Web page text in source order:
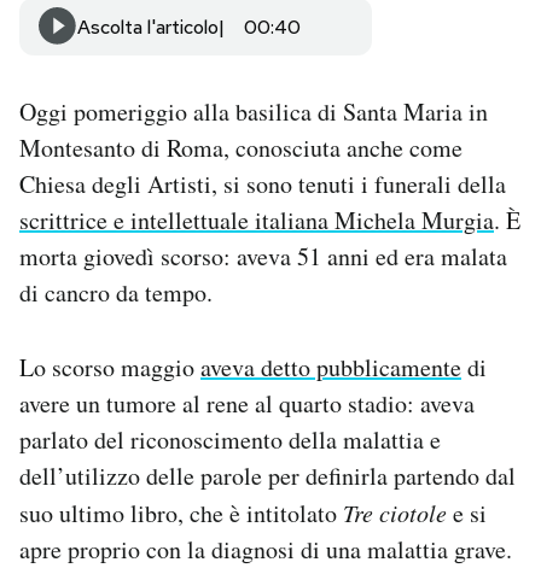
SHOP
Area Personale
Newsletter
Notifiche mobile
Esci
Ascolta l'articolo 00:40
Oggi pomeriggio alla basilica di Santa Maria in
Montesanto di Roma, conosciuta anche come
Chiesa degli Artisti, si sono tenuti i funerali della
scrittrice e intellettuale italiana Michela Murgia. È
morta giovedì scorso: aveva 51 anni ed era malata
di cancro da tempo.
Lo scorso maggioaveva detto pubblicamentedi
avere un tumore al rene al quarto stadio: aveva
parlato del riconoscimento della malattia e
dell’utilizzo delle parole per definirla partendo dal
suo ultimo libro, che è intitolato Tre ciotolee si
apre proprio con la diagnosi di una malattia grave.